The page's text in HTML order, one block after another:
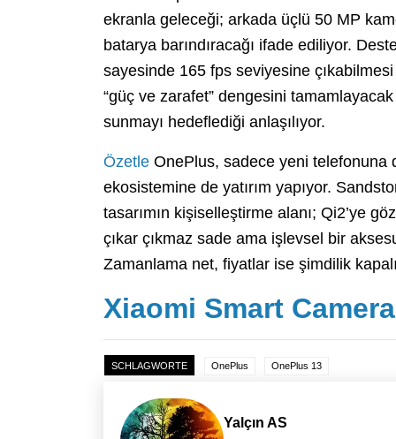
ekranla geleceği; arkada üçlü 50 MP
batarya barındıracağı ifade ediliyor.
sayesinde 165 fps seviyesine
“güç ve zarafet” dengesini
sunmayı hedeflediği anlaşılıyor.
Özetle OnePlus, sadece yeni telefonuna
ekosistemine de yatırım yapıyor.
tasarımın kişiselleştirme alanı; Qi2’ye
çıkar çıkmaz sade ama işlevsel bir
Zamanlama net, fiyatlar ise şimdilik
Xiaomi Smart
SCHLAGWORTE OnePlus OnePlus 13
Yalçın AS